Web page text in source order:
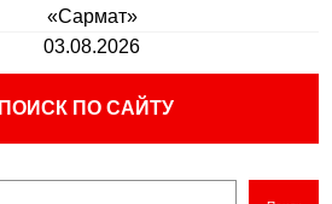
«Сармат»
03.08.2026
ПОИСК ПО САЙТУ